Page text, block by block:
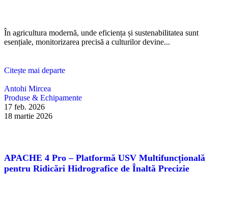
În agricultura modernă, unde eficiența și sustenabilitatea sunt
esențiale, monitorizarea precisă a culturilor devine...
Citește mai departe
Antohi Mircea
Produse & Echipamente
17 feb. 2026
18 martie 2026
APACHE 4 Pro – Platformă USV Multifuncțională
pentru Ridicări Hidrografice de Înaltă Precizie